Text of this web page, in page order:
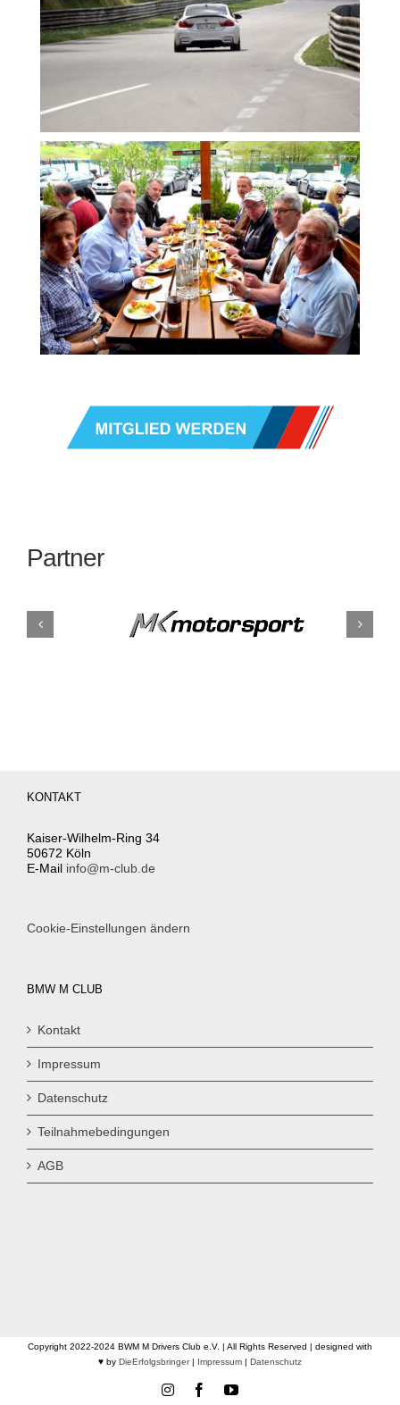
Partner
KONTAKT
Kaiser-Wilhelm-Ring 34
50672 Köln
E-Mail info@m-club.de
Cookie-Einstellungen ändern
BMW M CLUB
Kontakt
Impressum
Datenschutz
Teilnahmebedingungen
AGB
Copyright 2022-2024 BWM M Drivers Club e.V. | All Rights Reserved | designed with
♥ by DieErfolgsbringer| Impressum | Datenschutz
InstagramFacebookYouTube